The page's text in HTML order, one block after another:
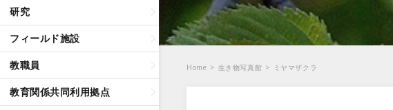
研究
フィールド施設
教職員
教育関係共同利用拠点
Home > 生き物写真館 > ミヤマザクラ